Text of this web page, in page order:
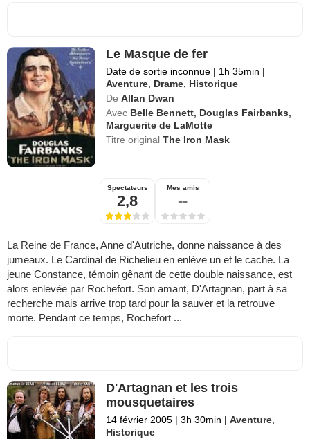
Le Masque de fer
Date de sortie inconnue | 1h 35min |
Aventure, Drame, Historique
De Allan Dwan
Avec Belle Bennett, Douglas Fairbanks,
Marguerite de LaMotte
Titre originalThe Iron Mask
Spectateurs
2,8
Mes amis
--
La Reine de France, Anne d'Autriche, donne naissance à des
jumeaux. Le Cardinal de Richelieu en enlève un et le cache. La
jeune Constance, témoin gênant de cette double naissance, est
alors enlevée par Rochefort. Son amant, D'Artagnan, part à sa
recherche mais arrive trop tard pour la sauver et la retrouve
morte. Pendant ce temps, Rochefort ...
D'Artagnan et les trois
mousquetaires
14 février 2005 | 3h 30min | Aventure,
Historique